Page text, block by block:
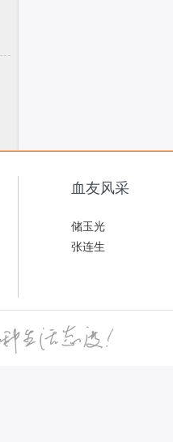
血友风采
储玉光
张连生